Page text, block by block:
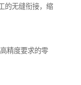
的无缝衔接，缩
精度要求的零